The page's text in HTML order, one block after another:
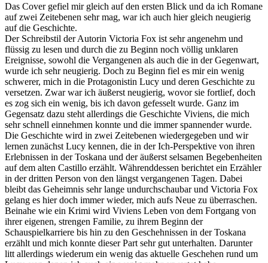
Das Cover gefiel mir gleich auf den ersten Blick und da ich Romane
auf zwei Zeitebenen sehr mag, war ich auch hier gleich neugierig
auf die Geschichte.
Der Schreibstil der Autorin Victoria Fox ist sehr angenehm und
flüssig zu lesen und durch die zu Beginn noch völlig unklaren
Ereignisse, sowohl die Vergangenen als auch die in der Gegenwart,
wurde ich sehr neugierig. Doch zu Beginn fiel es mir ein wenig
schwerer, mich in die Protagonistin Lucy und deren Geschichte zu
versetzen. Zwar war ich äußerst neugierig, wovor sie fortlief, doch
es zog sich ein wenig, bis ich davon gefesselt wurde. Ganz im
Gegensatz dazu steht allerdings die Geschichte Viviens, die mich
sehr schnell einnehmen konnte und die immer spannender wurde.
Die Geschichte wird in zwei Zeitebenen wiedergegeben und wir
lernen zunächst Lucy kennen, die in der Ich-Perspektive von ihren
Erlebnissen in der Toskana und der äußerst selsamen Begebenheiten
auf dem alten Castillo erzählt. Währenddessen berichtet ein Erzähler
in der dritten Person von den längst vergangenen Tagen. Dabei
bleibt das Geheimnis sehr lange undurchschaubar und Victoria Fox
gelang es hier doch immer wieder, mich aufs Neue zu überraschen.
Beinahe wie ein Krimi wird Viviens Leben von dem Fortgang von
ihrer eigenen, strengen Familie, zu ihrem Beginn der
Schauspielkarriere bis hin zu den Geschehnissen in der Toskana
erzählt und mich konnte dieser Part sehr gut unterhalten. Darunter
litt allerdings wiederum ein wenig das aktuelle Geschehen rund um